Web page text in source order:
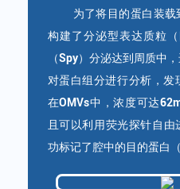
为了将目的蛋白装
构建了分泌型表达质粒（
（Spy）分泌达到周质中
对蛋白组分进行分析，发
在OMVs中，浓度可达
且可以利用荧光探针自
功标记了腔中的目的蛋白（